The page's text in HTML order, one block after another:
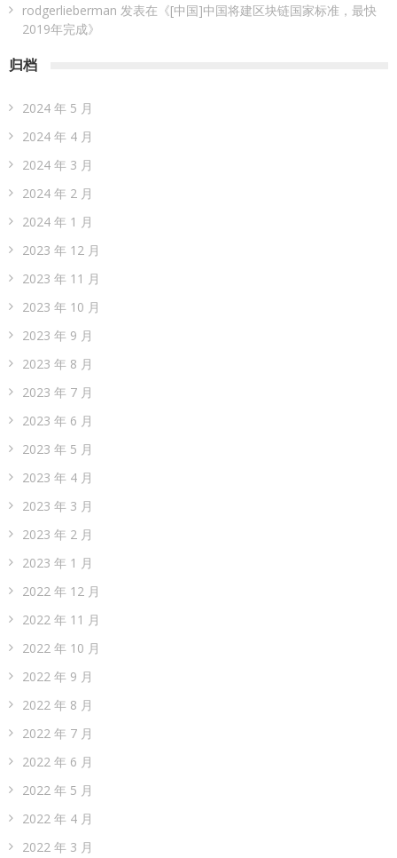
rodgerlieberman 发表在《[中国]中国将建区块链国家标准，最快
2019年完成》
归档
2024 年 5 月
2024 年 4 月
2024 年 3 月
2024 年 2 月
2024 年 1 月
2023 年 12 月
2023 年 11 月
2023 年 10 月
2023 年 9 月
2023 年 8 月
2023 年 7 月
2023 年 6 月
2023 年 5 月
2023 年 4 月
2023 年 3 月
2023 年 2 月
2023 年 1 月
2022 年 12 月
2022 年 11 月
2022 年 10 月
2022 年 9 月
2022 年 8 月
2022 年 7 月
2022 年 6 月
2022 年 5 月
2022 年 4 月
2022 年 3 月